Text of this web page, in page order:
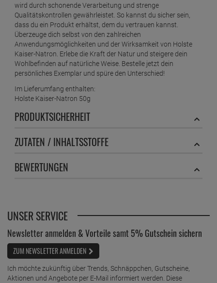
wird durch schonende Verarbeitung und strenge
Qualitätskontrollen gewährleistet. So kannst du sicher sein,
dass du ein Produkt erhältst, dem du vertrauen kannst.
Überzeuge dich selbst von den zahlreichen
Anwendungsmöglichkeiten und der Wirksamkeit von Holste
Kaiser-Natron. Erlebe die Kraft der Natur und steigere dein
Wohlbefinden auf natürliche Weise. Bestelle jetzt dein
persönliches Exemplar und spüre den Unterschied!
Im Lieferumfang enthalten:
Holste Kaiser-Natron 50g
PRODUKTSICHERHEIT
ZUTATEN / INHALTSSTOFFE
BEWERTUNGEN
UNSER SERVICE
Newsletter anmelden & Vorteile samt 5% Gutschein sichern
ZUM NEWSLETTER ANMELDEN
Ich möchte zukünftig über Trends, Schnäppchen, Gutscheine,
Aktionen und Angebote per E-Mail informiert werden. Diese